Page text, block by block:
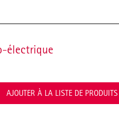
électrique
AJOUTER À LA LISTE DE PRODUITS